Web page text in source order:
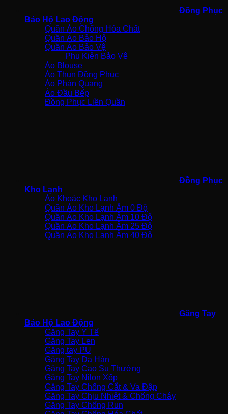
Đồng Phục
Bảo Hộ Lao Động
Quần Áo Chống Hóa Chất
Quần Áo Bảo Hộ
Quần Áo Bảo Vệ
Phụ Kiện Bảo Vệ
Áo Blouse
Áo Thun Đồng Phục
Áo Phản Quang
Áo Đầu Bếp
Đồng Phục Liền Quần
Đồng Phục
Kho Lạnh
Áo Khoác Kho Lạnh
Quần Áo Kho Lạnh Âm 0 Độ
Quần Áo Kho Lạnh Âm 10 Độ
Quần Áo Kho Lạnh Âm 25 Độ
Quần Áo Kho Lạnh Âm 40 Độ
Găng Tay
Bảo Hộ Lao Động
Găng Tay Y Tế
Găng Tay Len
Găng tay PU
Găng Tay Da Hàn
Găng Tay Cao Su Thường
Găng Tay Nilon Xốp
Găng Tay Chống Cắt & Va Đập
Găng Tay Chịu Nhiệt & Chống Cháy
Găng Tay Chống Run